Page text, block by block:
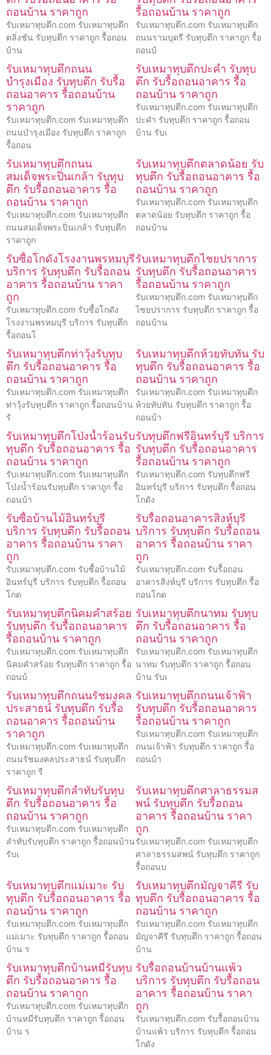
ถอนบ้าน ราคาถูก
รับเหมาทุบตึก.com รับเหมาทุบตึก
ตลิ่งชัน รับทุบตึก ราคาถูก รื้อถอน
บ้าน
รื้อถอนบ้าน ราคาถูก
รับเหมาทุบตึก.com รับเหมาทุบตึก
ถนนรามบุตรี รับทุบตึก ราคาถูก รื้อ
ถอนบ้
รับเหมาทุบตึกถนน
บำรุงเมือง รับทุบตึก รับรื้อ
ถอนอาคาร รื้อถอนบ้าน
ราคาถูก
รับเหมาทุบตึก.com รับเหมาทุบตึก
ถนนบำรุงเมือง รับทุบตึก ราคาถูก
รื้อถอน
รับเหมาทุบตึกปะคำ รับทุบ
ตึก รับรื้อถอนอาคาร รื้อ
ถอนบ้าน ราคาถูก
รับเหมาทุบตึก.com รับเหมาทุบตึก
ปะคำ รับทุบตึก ราคาถูก รื้อถอน
บ้าน รับเ
รับเหมาทุบตึกถนน
สมเด็จพระปิ่นเกล้า รับทุบ
ตึก รับรื้อถอนอาคาร รื้อ
ถอนบ้าน ราคาถูก
รับเหมาทุบตึก.com รับเหมาทุบตึก
ถนนสมเด็จพระปิ่นเกล้า รับทุบตึก
ราคาถูก
รับเหมาทุบตึกตลาดน้อย รับ
ทุบตึก รับรื้อถอนอาคาร รื้อ
ถอนบ้าน ราคาถูก
รับเหมาทุบตึก.com รับเหมาทุบตึก
ตลาดน้อย รับทุบตึก ราคาถูก รื้อ
ถอนบ้าน
รับซื้อโกดังโรงงานพรหมบุรี
บริการ รับทุบตึก รับรื้อถอน
อาคาร รื้อถอนบ้าน ราคา
ถูก
รับเหมาทุบตึก.com รับซื้อโกดัง
โรงงานพรหมบุรี บริการ รับทุบตึก
รื้อถอนโ
รับเหมาทุบตึกไชยปราการ
รับทุบตึก รับรื้อถอนอาคาร
รื้อถอนบ้าน ราคาถูก
รับเหมาทุบตึก.com รับเหมาทุบตึก
ไชยปราการ รับทุบตึก ราคาถูก รื้อ
ถอนบ้าน
รับเหมาทุบตึกท่าวุ้งรับทุบ
ตึก รับรื้อถอนอาคาร รื้อ
ถอนบ้าน ราคาถูก
รับเหมาทุบตึก.com รับเหมาทุบตึก
ท่าวุ้งรับทุบตึก ราคาถูก รื้อถอนบ้าน
รั
รับเหมาทุบตึกห้วยทับทัน รับ
ทุบตึก รับรื้อถอนอาคาร รื้อ
ถอนบ้าน ราคาถูก
รับเหมาทุบตึก.com รับเหมาทุบตึก
ห้วยทับทัน รับทุบตึก ราคาถูก รื้อ
ถอนบ้า
รับเหมาทุบตึกโป่งน้ำร้อนรับ
ทุบตึก รับรื้อถอนอาคาร รื้อ
ถอนบ้าน ราคาถูก
รับเหมาทุบตึก.com รับเหมาทุบตึก
โป่งน้ำร้อนรับทุบตึก ราคาถูก รื้อ
ถอนบ้า
รับทุบตึกฟรีอินทร์บุรี บริการ
รับทุบตึก รับรื้อถอนอาคาร
รื้อถอนบ้าน ราคาถูก
รับเหมาทุบตึก.com รับทุบตึกฟรี
อินทร์บุรี บริการ รับทุบตึก รื้อถอน
โกดัง
รับซื้อบ้านไม้อินทร์บุรี
บริการ รับทุบตึก รับรื้อถอน
อาคาร รื้อถอนบ้าน ราคา
ถูก
รับเหมาทุบตึก.com รับซื้อบ้านไม้
อินทร์บุรี บริการ รับทุบตึก รื้อถอน
โกด
รับรื้อถอนอาคารสิงห์บุรี
บริการ รับทุบตึก รับรื้อถอน
อาคาร รื้อถอนบ้าน ราคา
ถูก
รับเหมาทุบตึก.com รับรื้อถอน
อาคารสิงห์บุรี บริการ รับทุบตึก รื้อ
ถอนโกด
รับเหมาทุบตึกนิคมคำสร้อย
รับทุบตึก รับรื้อถอนอาคาร
รื้อถอนบ้าน ราคาถูก
รับเหมาทุบตึก.com รับเหมาทุบตึก
นิคมคำสร้อย รับทุบตึก ราคาถูก รื้อ
ถอนบ้
รับเหมาทุบตึกนาทม รับทุบ
ตึก รับรื้อถอนอาคาร รื้อ
ถอนบ้าน ราคาถูก
รับเหมาทุบตึก.com รับเหมาทุบตึก
นาทม รับทุบตึก ราคาถูก รื้อถอน
บ้าน รับเ
รับเหมาทุบตึกถนนรัชมงคล
ประสาธน์ รับทุบตึก รับรื้อ
ถอนอาคาร รื้อถอนบ้าน
ราคาถูก
รับเหมาทุบตึก.com รับเหมาทุบตึก
ถนนรัชมงคลประสาธน์ รับทุบตึก
ราคาถูก รื
รับเหมาทุบตึกถนนเจ้าฟ้า
รับทุบตึก รับรื้อถอนอาคาร
รื้อถอนบ้าน ราคาถูก
รับเหมาทุบตึก.com รับเหมาทุบตึก
ถนนเจ้าฟ้า รับทุบตึก ราคาถูก รื้อ
ถอนบ้า
รับเหมาทุบตึกลำทับรับทุบ
ตึก รับรื้อถอนอาคาร รื้อ
ถอนบ้าน ราคาถูก
รับเหมาทุบตึก.com รับเหมาทุบตึก
ลำทับรับทุบตึก ราคาถูก รื้อถอนบ้าน
รับเ
รับเหมาทุบตึกศาลาธรรมส
พน์ รับทุบตึก รับรื้อถอน
อาคาร รื้อถอนบ้าน ราคา
ถูก
รับเหมาทุบตึก.com รับเหมาทุบตึก
ศาลาธรรมสพน์ รับทุบตึก ราคาถูก
รื้อถอนบ
รับเหมาทุบตึกแม่เมาะ รับ
ทุบตึก รับรื้อถอนอาคาร รื้อ
ถอนบ้าน ราคาถูก
รับเหมาทุบตึก.com รับเหมาทุบตึก
แม่เมาะ รับทุบตึก ราคาถูก รื้อถอน
บ้าน ร
รับเหมาทุบตึกมัญจาคีรี รับ
ทุบตึก รับรื้อถอนอาคาร รื้อ
ถอนบ้าน ราคาถูก
รับเหมาทุบตึก.com รับเหมาทุบตึก
มัญจาคีรี รับทุบตึก ราคาถูก รื้อถอน
บ้าน
รับเหมาทุบตึกบ้านหมี่รับทุบ
ตึก รับรื้อถอนอาคาร รื้อ
ถอนบ้าน ราคาถูก
รับเหมาทุบตึก.com รับเหมาทุบตึก
บ้านหมี่รับทุบตึก ราคาถูก รื้อถอน
บ้าน ร
รับรื้อถอนบ้านบ้านแพ้ว
บริการ รับทุบตึก รับรื้อถอน
อาคาร รื้อถอนบ้าน ราคา
ถูก
รับเหมาทุบตึก.com รับรื้อถอนบ้าน
บ้านแพ้ว บริการ รับทุบตึก รื้อถอน
โกดัง